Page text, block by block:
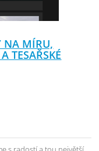
NA MÍRU,
TESAŘSKÉ